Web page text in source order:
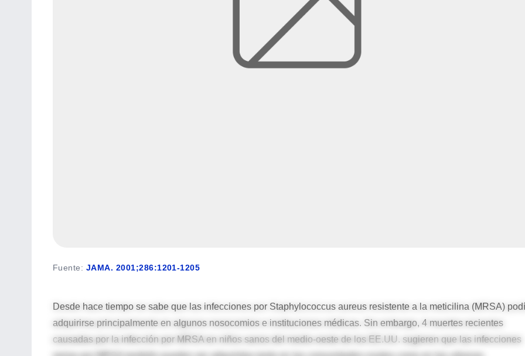
Fuente: JAMA. 2001;286:1201-1205
Desde hace tiempo se sabe que las infecciones por Staphylococcus aureus resistente a la meticilina (MRSA)
adquirirse principalmente en algunos nosocomios e instituciones médicas. Sin embargo, 4 muertes recientes
causadas por la infección por MRSA en niños sanos del medio-oeste de los EE.UU. sugieren que las infecciones